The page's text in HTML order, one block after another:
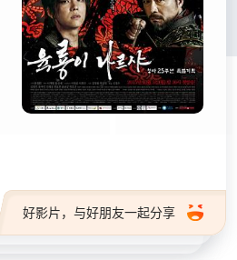
好影片，与好朋友一起分享